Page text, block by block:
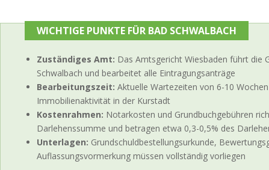
WICHTIGE PUNKTE FÜR BAD SCHWALBACH
Zuständiges Amt: Das Amtsgericht Wiesbaden führt die
Schwalbach und bearbeitet alle Eintragungsanträge
Bearbeitungszeit: Aktuelle Wartezeiten von 6-10
Immobilienaktivität in der Kurstadt
Kostenrahmen: Notarkosten und Grundbuchgebühren
Darlehenssumme und betragen etwa 0,3-0,5% des
Unterlagen: Grundschuldbestellungsurkunde,
Auflassungsvormerkung müssen vollständig vorliegen